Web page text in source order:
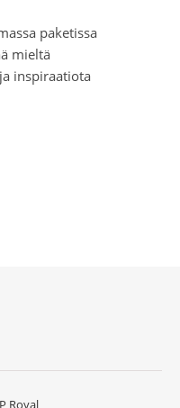
paketissa
mieltä
inspiraatiota
Royal